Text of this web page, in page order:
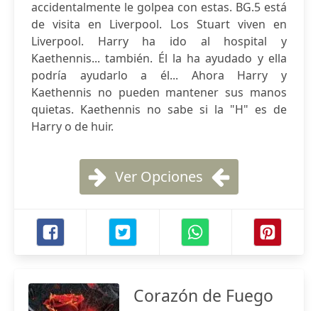
accidentalmente le golpea con estas. BG.5 está
de visita en Liverpool. Los Stuart viven en
Liverpool. Harry ha ido al hospital y
Kaethennis... también. Él la ha ayudado y ella
podría ayudarlo a él... Ahora Harry y
Kaethennis no pueden mantener sus manos
quietas. Kaethennis no sabe si la "H" es de
Harry o de huir.
Ver Opciones
Corazón de Fuego